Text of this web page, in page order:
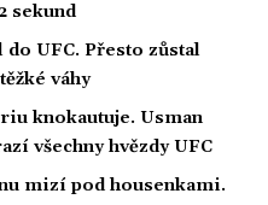
sekund
UFC. Přesto zůstal
váhy
knokautuje. Usman
všechny hvězdy UFC
mizí pod housenkami.